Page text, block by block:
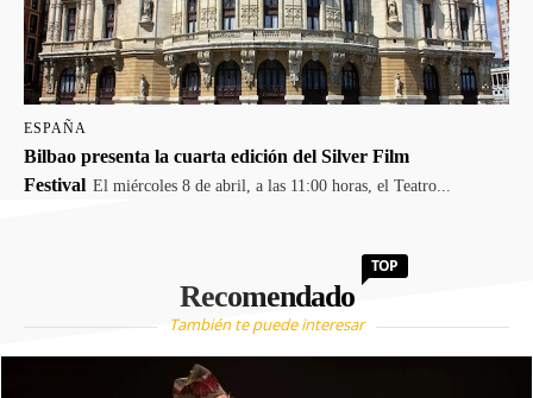
ESPAÑA
Bilbao presenta la cuarta edición del Silver Film
Festival El miércoles 8 de abril, a las 11:00 horas, el Teatro...
Recomendado
TOP
También te puede interesar